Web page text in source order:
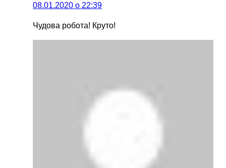
08.01.2020 о 22:39
Чудова робота! Круто!